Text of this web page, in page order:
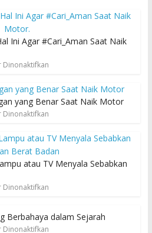
Ini Agar #Cari_Aman Saat Naik
Dinonaktifkan
yang Benar Saat Naik Motor
Dinonaktifkan
atau TV Menyala Sebabkan
Dinonaktifkan
Berbahaya dalam Sejarah
Dinonaktifkan